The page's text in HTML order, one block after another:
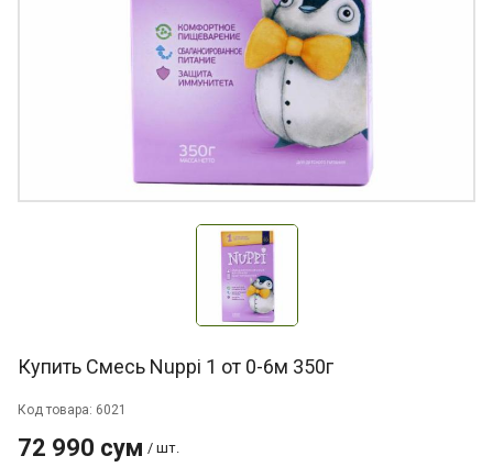
Купить Смесь Nuppi 1 от 0-6м 350г
Код товара: 6021
72 990 сум / шт.